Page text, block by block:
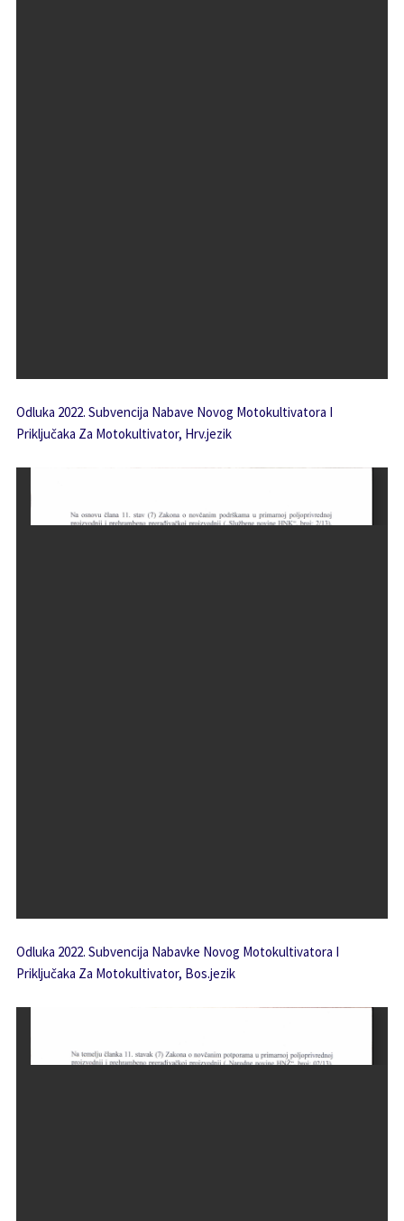
Odluka 2022. Subvencija Nabave Novog Motokultivatora I
Priključaka Za Motokultivator, Hrv.jezik
Odluka 2022. Subvencija Nabavke Novog Motokultivatora I
Priključaka Za Motokultivator, Bos.jezik